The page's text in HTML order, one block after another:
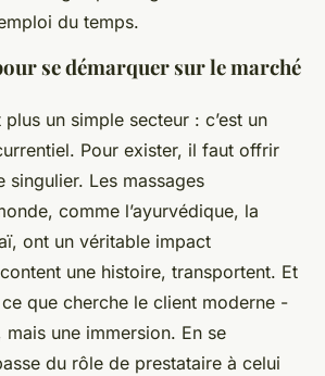
du temps.
se démarquer sur le marché
plus un simple secteur : c’est un
Pour exister, il faut offrir
singulier. Les massages
comme l’ayurvédique, la
ont un véritable impact
une histoire, transportent. Et
ce que cherche le client moderne -
mais une immersion. En se
du rôle de prestataire à celui